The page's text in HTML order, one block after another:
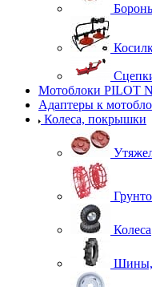
Мотоблоки PILOT
Адаптеры к
Колеса, покрышки
Колеса
Шины,